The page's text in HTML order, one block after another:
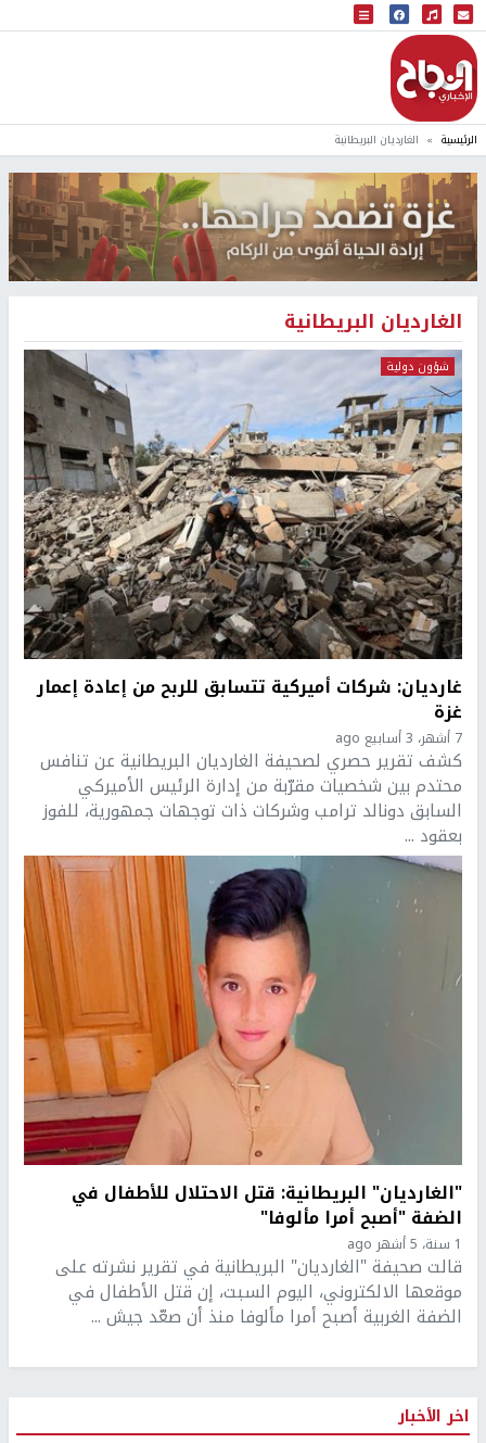
البث المباشر
إذاعة النجاح
الرئيسية الغارديان البريطانية
الغارديان البريطانية
شؤون دولية
غارديان: شركات أميركية تتسابق للربح من إعادة إعمار
غزة
7 أشهر، 3 أسابيع ago
كشف تقرير حصري لصحيفة الغارديان البريطانية عن تنافس
محتدم بين شخصيات مقرّبة من إدارة الرئيس الأميركي
السابق دونالد ترامب وشركات ذات توجهات جمهورية، للفوز
بعقود ...
"الغارديان" البريطانية: قتل الاحتلال للأطفال في
الضفة "أصبح أمرا مألوفا"
1 سنة، 5 أشهر ago
قالت صحيفة "الغارديان" البريطانية في تقرير نشرته على
موقعها الالكتروني، اليوم السبت، إن قتل الأطفال في
الضفة الغربية أصبح أمرا مألوفا منذ أن صعّد جيش ...
اخر الأخبار